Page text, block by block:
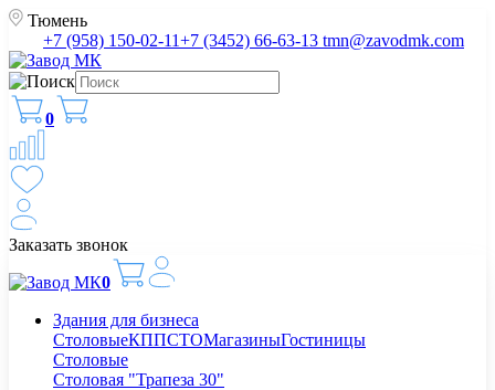
Тюмень
+7 (958) 150-02-11+7 (3452) 66-63-13 tmn@zavodmk.com
0
Заказать звонок
0
Здания для бизнеса
СтоловыеКППСТОМагазиныГостиницы
Столовые
Столовая "Трапеза 30"